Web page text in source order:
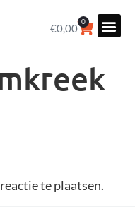
€0,00
0
te plaatsen.